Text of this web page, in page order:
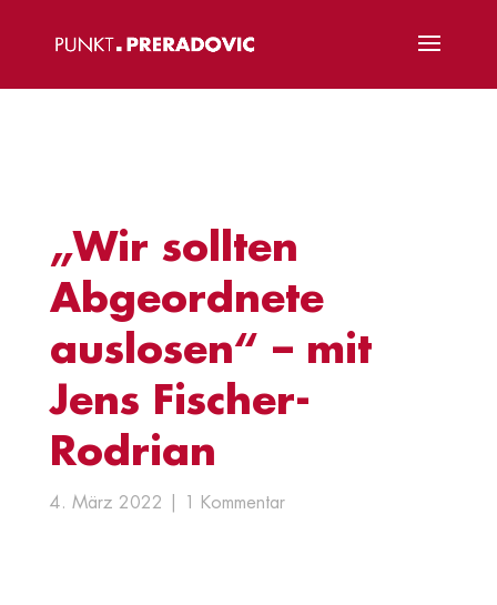
„Wir sollten
Abgeordnete
auslosen“ – mit
Jens Fischer-
Rodrian
4. März 2022 1 Kommentar